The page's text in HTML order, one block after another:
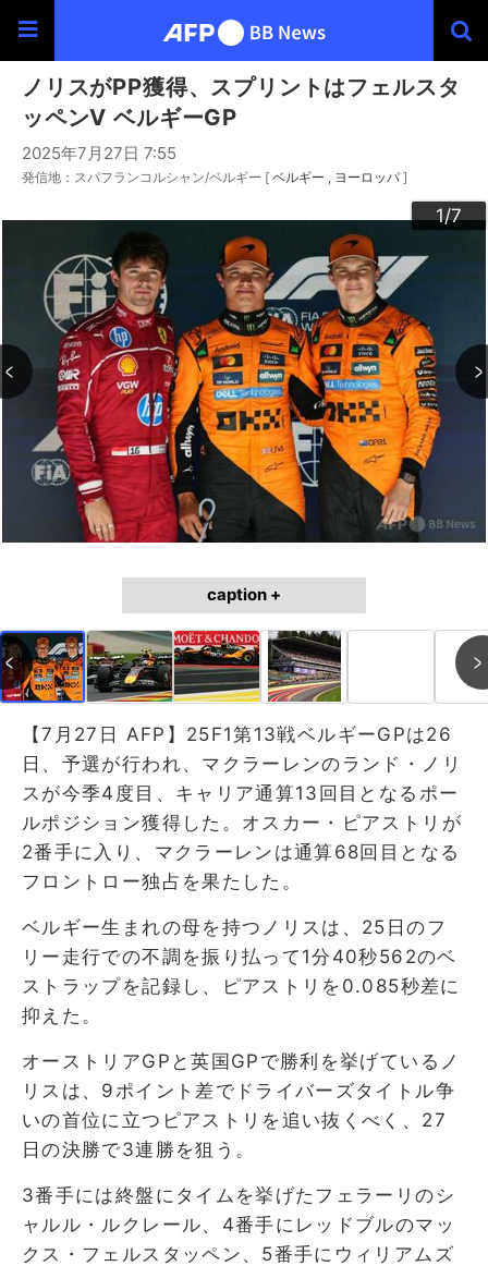
ノリスがPP獲得、スプリントはフェルスタ
ッペンV ベルギーGP
2025年7月27日 7:55
発信地：スパフランコルシャン/ベルギー [ ベルギー ヨーロッパ ]
1/7
2/7
3/7
4/7
5/7
6/7
7/7
caption +
【7月27日 AFP】25F1第13戦ベルギーGPは26
日、予選が行われ、マクラーレンのランド・ノリ
スが今季4度目、キャリア通算13回目となるポー
ルポジション獲得した。オスカー・ピアストリが
2番手に入り、マクラーレンは通算68回目となる
フロントロー独占を果たした。
ベルギー生まれの母を持つノリスは、25日のフ
リー走行での不調を振り払って1分40秒562のベ
ストラップを記録し、ピアストリを0.085秒差に
抑えた。
オーストリアGPと英国GPで勝利を挙げているノ
リスは、9ポイント差でドライバーズタイトル争
いの首位に立つピアストリを追い抜くべく、27
日の決勝で3連勝を狙う。
3番手には終盤にタイムを挙げたフェラーリのシ
ャルル・ルクレール、4番手にレッドブルのマッ
クス・フェルスタッペン、5番手にウィリアムズ